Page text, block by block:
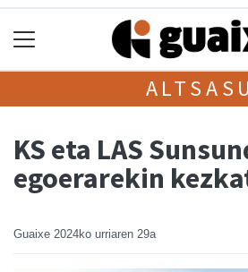
ALTSASU
KS eta LAS
egoerarekin
Guaixe 2024ko urriaren 29a